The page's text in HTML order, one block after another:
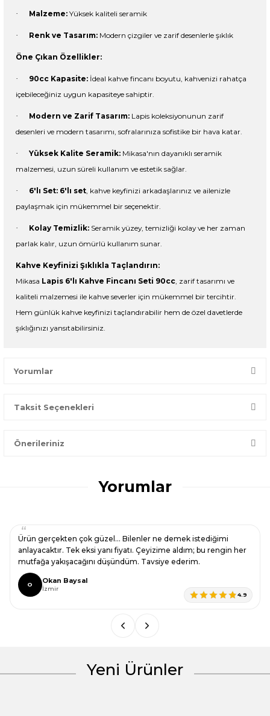
· Malzeme: Yüksek kaliteli seramik
· Renk ve Tasarım: Modern çizgiler ve zarif desenlerle şıklık
Öne Çıkan Özellikler:
· 90cc Kapasite: İdeal kahve fincanı boyutu, kahvenizi rahatça
içebileceğiniz uygun kapasiteye sahiptir.
· Modern ve Zarif Tasarım: Lapis koleksiyonunun zarif
desenleri ve modern tasarımı, sofralarınıza sofistike bir hava katar.
· Yüksek Kalite Seramik: Mikasa'nın dayanıklı seramik
malzemesi, uzun süreli kullanım ve estetik sağlar.
· 6'lı Set: 6'lı set, kahve keyfinizi arkadaşlarınız ve ailenizle
paylaşmak için mükemmel bir seçenektir.
· Kolay Temizlik: Seramik yüzey, temizliği kolay ve her zaman
parlak kalır, uzun ömürlü kullanım sunar.
Kahve Keyfinizi Şıklıkla Taçlandırın:
Mikasa Lapis 6'lı Kahve Fincanı Seti 90cc, zarif tasarımı ve
kaliteli malzemesi ile kahve severler için mükemmel bir tercihtir.
Hem günlük kahve keyfinizi taçlandırabilir hem de özel davetlerde
şıklığınızı yansıtabilirsiniz.
Yorumlar
Bir dakikanızı ayırın, yorumunuzla başkalarının doğru seçim
Taksit Seçenekleri
Önerileriniz
konularda yetersiz gördüğünüz noktaları öneri formunu
kullanarak tarafımıza iletebilirsiniz.
Ürün resmi kalitesiz, bozuk veya görüntülenemiyor.
Ürün açıklamasında eksik bilgiler bulunuyor.
Ürün bilgilerinde hatalar bulunuyor.
Ürün fiyatı diğer sitelerden daha pahalı.
Yorumlar
Ürün gerçekten çok güzel… Bilenler ne demek istediğimi
anlayacaktır. Tek eksi yanı fiyatı. Çeyizime aldım; bu rengin her
mutfağa yakışacağını düşündüm. Tavsiye ederim.
O Okan Baysal
İzmir
4.9
Yeni Ürünler